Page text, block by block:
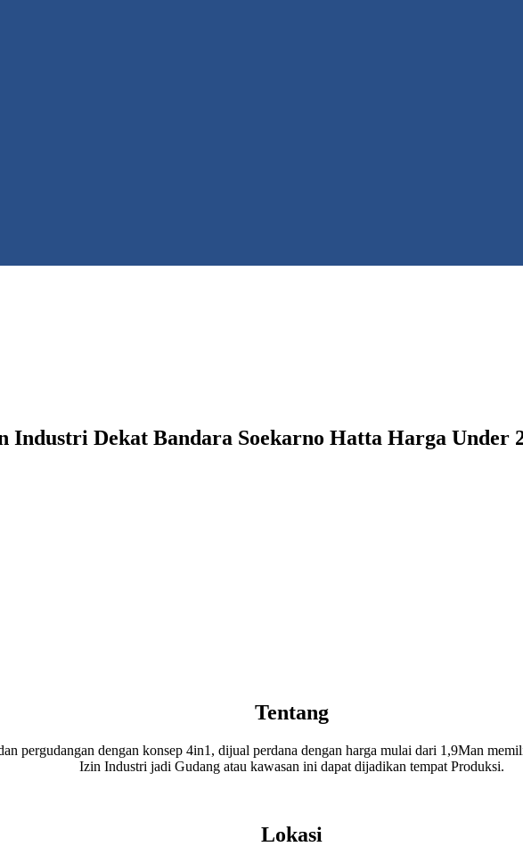
Industri Dekat Bandara Soekarno Hatta Harga Under
Tentang
pergudangan dengan konsep 4in1, dijual perdana dengan harga mulai dari 1,9Man
Izin Industri jadi Gudang atau kawasan ini dapat dijadikan tempat Produksi.
Lokasi